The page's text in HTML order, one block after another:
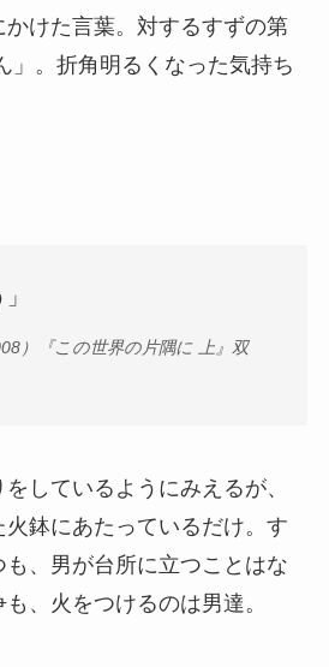
けた言葉。対するすずの第
」。折角明るくなった気持ち
）『この世界の片隅に 上』双
しているようにみえるが、
鉢にあたっているだけ。す
も、男が台所に立つことはな
、火をつけるのは男達。